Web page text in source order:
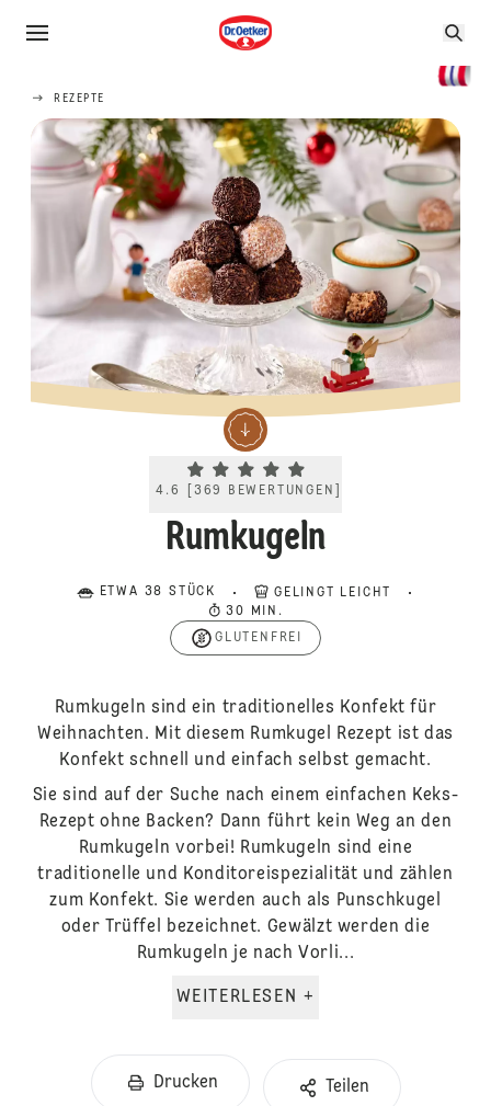
REZEPTE
Current rating 4.6. Click to rate.
4.6 369 BEWERTUNGEN
Rumkugeln
ETWA 38 STÜCK
GELINGT LEICHT
30 MIN.
GLUTENFREI
Rumkugeln sind ein traditionelles Konfekt für
Weihnachten. Mit diesem Rumkugel Rezept ist das
Konfekt schnell und einfach selbst gemacht.
Sie sind auf der Suche nach einem einfachen Keks-
Rezept ohne Backen? Dann führt kein Weg an den
Rumkugeln vorbei! Rumkugeln sind eine
traditionelle und Konditoreispezialität und zählen
zum Konfekt. Sie werden auch als Punschkugel
oder Trüffel bezeichnet. Gewälzt werden die
Rumkugeln je nach Vorli...
WEITERLESEN +
Drucken Teilen